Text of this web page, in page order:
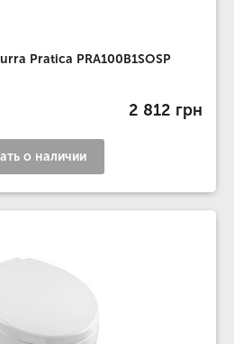
Pratica PRA100B1SOSP
2 812 грн
о наличии